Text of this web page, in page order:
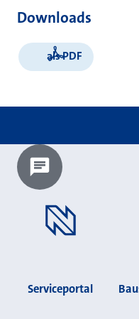
Downloads
als PDF
Chatbot laden?
Serviceportal